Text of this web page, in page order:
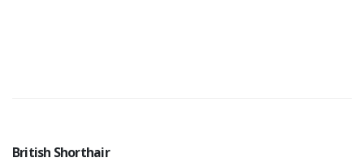
British Shorthair